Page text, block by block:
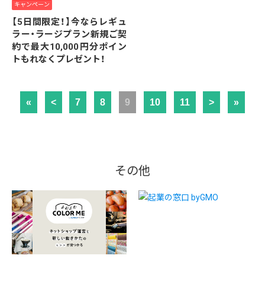
キャンペーン
【5日間限定！】今ならレギュ
ラー・ラージプラン新規ご契
約で最大10,000円分ポイン
トもれなくプレゼント！
« < 7 8 9 10 11 > »
その他